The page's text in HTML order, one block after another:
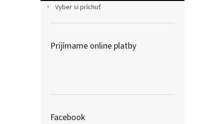
Vyber si príchuť
Prijímame online platby
Facebook